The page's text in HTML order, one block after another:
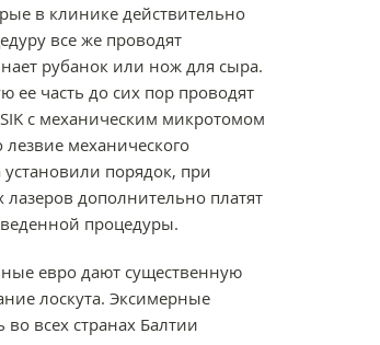
в клинике действительно
все же проводят
рубанок или нож для сыра.
ее часть до сих пор проводят
с механическим микротомом
механического
порядок, при
дополнительно платят
процедуры.
евро дают существенную
лоскута. Эксимерные
всех странах Балтии